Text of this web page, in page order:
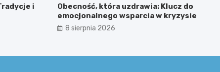
i
Obecność, która uzdrawia: Klucz do
emocjonalnego wsparcia w kryzysie
8 sierpnia 2026